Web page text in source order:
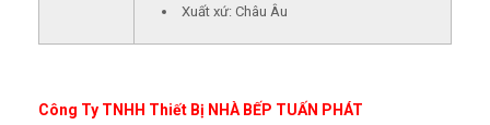
Xuất xứ: Châu Âu
Công Ty TNHH Thiết Bị NHÀ BẾP TUẤN PHÁT